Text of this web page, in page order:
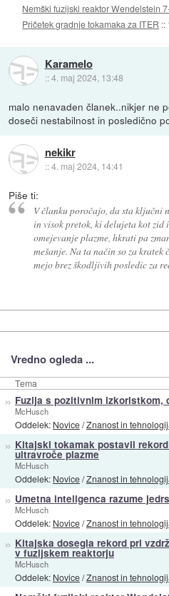
Nemški fuzijski reaktor Wendelstein
Pričetek gradnje tokamaka za ITER ::
Karamelo
::4. maj 2024, 13:48
malo nenavaden članek..nikjer ne
doseči nestabilnost in posledično
nekikr
::4. maj 2024, 14:41
Piše ti:
V članku poročajo, da sta ključni
in visok pretok, ki delujeta kot zid
omejevanje plazme, hkrati pa
mešanje. Na ta način so za kratek
mejo brez škodljivih posledic za
Vredno ogleda ...
Tema
» Fuzija s pozitivnim izkoristkom,
McHusch
Oddelek: Novice/Znanost in
» Kitajski tokamak postavil
ultravroče plazme
McHusch
Oddelek: Novice/Znanost in
» Umetna inteligenca razume
McHusch
Oddelek: Novice/Znanost in
» Kitajska dosegla rekord pri
v fuzijskem reaktorju
McHusch
Oddelek: Novice/Znanost in